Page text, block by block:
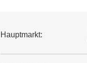
Hauptmarkt: